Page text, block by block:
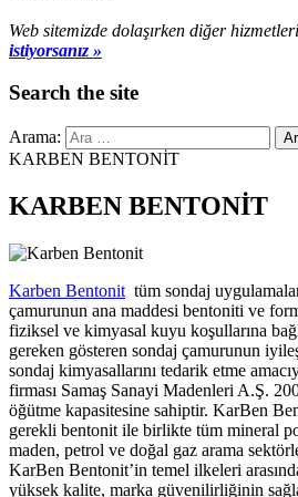
Web sitemizde dolaşırken diğer
istiyorsanız »
Search the site
Arama:
KARBEN BENTONİT
KARBEN BENTONİT
Karben Bentonit tüm sondaj
çamurunun ana maddesi bentoniti ve
fiziksel ve kimyasal kuyu koşullarına
gereken gösteren sondaj çamurunun
sondaj kimyasallarını tedarik etme
firması Samaş Sanayi Madenleri A.Ş.
öğütme kapasitesine sahiptir. KarBen
gerekli bentonit ile birlikte tüm mineral
maden, petrol ve doğal gaz arama
KarBen Bentonit’in temel ilkeleri
yüksek kalite, marka güvenilirliğinin